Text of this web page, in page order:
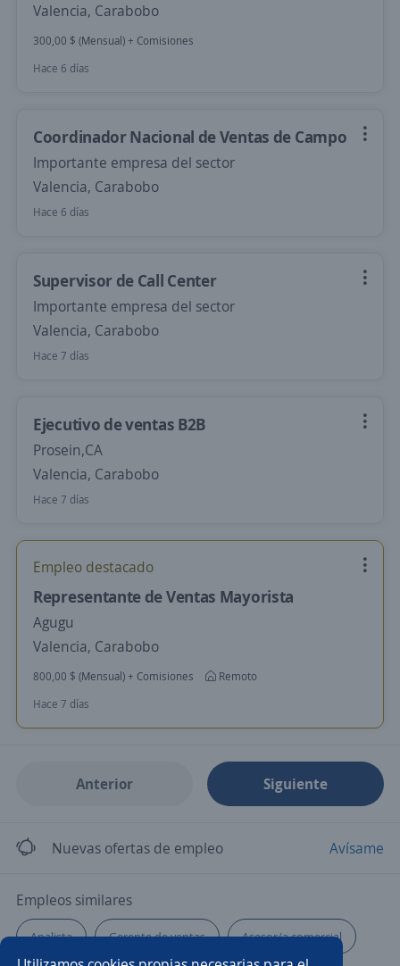
Valencia, Carabobo
300,00 $ (Mensual) + Comisiones
Hace 6 días
Coordinador Nacional de Ventas de Campo
Importante empresa del sector
Valencia, Carabobo
Hace 6 días
Supervisor de Call Center
Importante empresa del sector
Valencia, Carabobo
Hace 7 días
Ejecutivo de ventas B2B
Prosein,CA
Valencia, Carabobo
Hace 7 días
Empleo destacado
Representante de Ventas Mayorista
Agugu
Valencia, Carabobo
800,00 $ (Mensual) + Comisiones
Remoto
Hace 7 días
Anterior Siguiente
Nuevas ofertas de empleo Avísame
Empleos similares
Analista Gerente de ventas Asesor/a comercial